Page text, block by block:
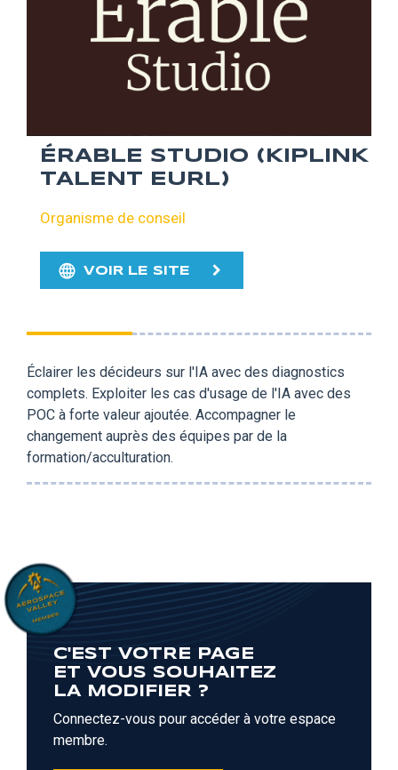
ÉRABLE STUDIO (KIPLINK
TALENT EURL)
Organisme de conseil
VOIR LE SITE
Éclairer les décideurs sur l'IA avec des diagnostics
complets. Exploiter les cas d'usage de l'IA avec des
POC à forte valeur ajoutée. Accompagner le
changement auprès des équipes par de la
formation/acculturation.
C'EST VOTRE PAGE
ET VOUS SOUHAITEZ
LA MODIFIER ?
Connectez-vous pour accéder à votre espace
membre.